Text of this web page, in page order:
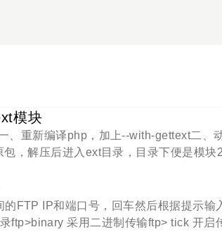
模块
、重新编译php，加上--with-gettext二、
，解压后进入ext目录，目录下便是模块
configure --with-php-config=/usr/local/
而定）makemake install3、在php.ini里
FTP IP和端口号，回车然后根据提示输
ftp>binary 采用二进制传输ftp> tick 开启
bye（或by） 结束和远程电脑的